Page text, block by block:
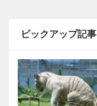
ピックアップ記事